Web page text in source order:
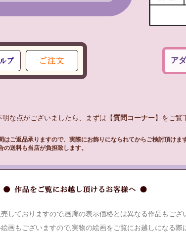
ア
な点がございましたら、まずは【質問コーナー】をご覧
はご返品承りますので、実際にお飾りになられてからご検討頂けます
の送料も当店が負担致します。
しておりますので,画廊の表示価格とは異なる作品もござ
画もございますので,実物の絵画をご覧にお越しになる際